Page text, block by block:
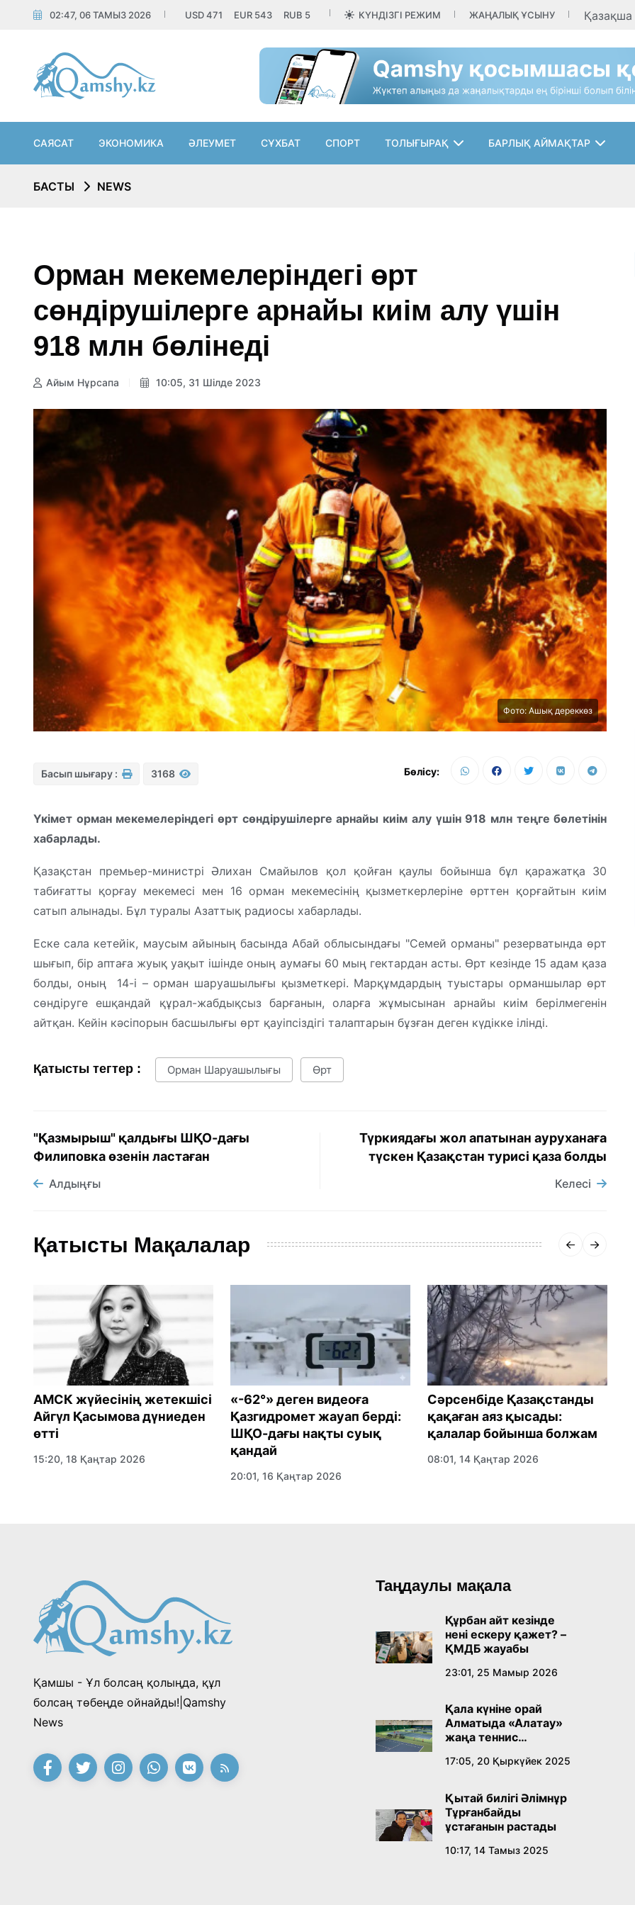
02:47, 06 ТАМЫЗ 2026 USD471 EUR 543 RUB 5 КҮНДІЗГІ РЕЖИМ ЖАҢАЛЫҚ ҰСЫНУ Қазақша
САЯСАТ ЭКОНОМИКА ӘЛЕУМЕТ СҰХБАТ СПОРТ ТОЛЫҒЫРАҚ БАРЛЫҚ АЙМАҚТАР
БАСТЫ NEWS
Орман мекемелеріндегі өрт
сөндірушілерге арнайы киім алу үшін
918 млн бөлінеді
Айым Нұрсапа 10:05, 31 Шілде 2023
Фото: Ашық дереккөз
Басып шығару : 3168 Бөлісу:
Үкімет орман мекемелеріндегі өрт сөндірушілерге арнайы киім алу үшін 918 млн теңге бөлетінін
хабарлады.
Қазақстан премьер-министрі Әлихан Смайылов қол қойған қаулы бойынша бұл қаражатқа 30
табиғатты қорғау мекемесі мен 16 орман мекемесінің қызметкерлеріне өрттен қорғайтын киім
сатып алынады. Бұл туралы Азаттық радиосы хабарлады.
Еске сала кетейік, маусым айының басында Абай облысындағы "Семей орманы" резерватында өрт
шығып, бір аптаға жуық уақыт ішінде оның аумағы 60 мың гектардан асты. Өрт кезінде 15 адам қаза
болды, оның 14-і – орман шаруашылығы қызметкері. Марқұмдардың туыстары орманшылар өрт
сөндіруге ешқандай құрал-жабдықсыз барғанын, оларға жұмысынан арнайы киім берілмегенін
айтқан. Кейін кәсіпорын басшылығы өрт қауіпсіздігі талаптарын бұзған деген күдікке ілінді.
Қатысты тегтер : Орман Шаруашылығы Өрт
"Қазмырыш" қалдығы ШҚО-дағы
Филиповка өзенін ластаған
Алдыңғы
Түркиядағы жол апатынан ауруханаға
түскен Қазақстан турисі қаза болды
Келесі
Қатысты Мақалалар
АМСК жүйесінің жетекшісі
Айгүл Қасымова дүниеден
өтті
15:20, 18 Қаңтар 2026
«-62°» деген видеоға
Қазгидромет жауап берді:
ШҚО-дағы нақты суық
қандай
20:01, 16 Қаңтар 2026
Сәрсенбіде Қазақстанды
қақаған аяз қысады:
қалалар бойынша болжам
08:01, 14 Қаңтар 2026
Қамшы - Ұл болсаң қолыңда, құл
болсаң төбеңде ойнайды!|Qamshy
News
Таңдаулы мақала
Құрбан айт кезінде
нені ескеру қажет? –
ҚМДБ жауабы
23:01, 25 Мамыр 2026
Қала күніне орай
Алматыда «Алатау»
жаңа теннис
17:05, 20 Қыркүйек 2025
Қытай билігі Әлімнұр
Тұрғанбайды
ұстағанын растады
10:17, 14 Тамыз 2025